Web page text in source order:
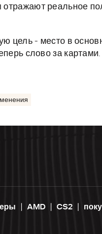
отражают реальное
цель - место в
слово за картами.
AMD CS2